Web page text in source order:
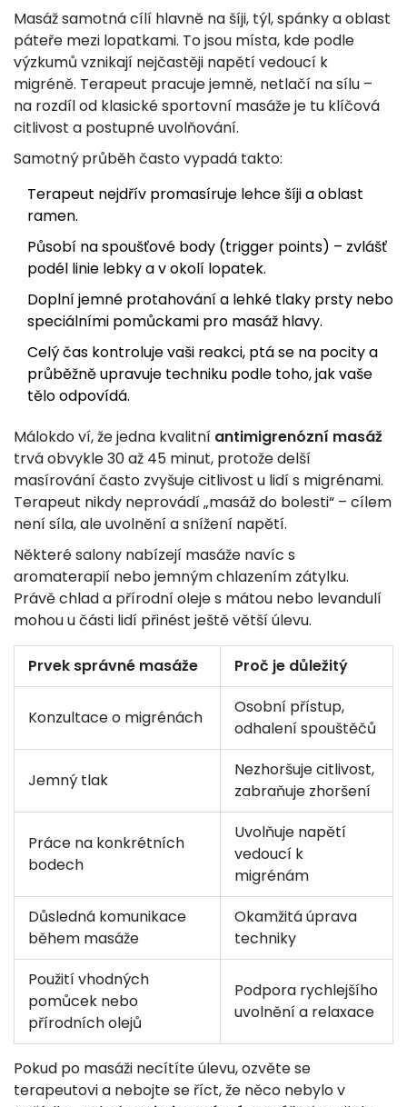
Masáž samotná cílí hlavně na šíji, týl, spánky a oblast
páteře mezi lopatkami. To jsou místa, kde podle
výzkumů vznikají nejčastěji napětí vedoucí k
migréně. Terapeut pracuje jemně, netlačí na sílu –
na rozdíl od klasické sportovní masáže je tu klíčová
citlivost a postupné uvolňování.
Samotný průběh často vypadá takto:
Terapeut nejdřív promasíruje lehce šíji a oblast
ramen.
Působí na spoušťové body (trigger points) – zvlášť
podél linie lebky a v okolí lopatek.
Doplní jemné protahování a lehké tlaky prsty nebo
speciálními pomůckami pro masáž hlavy.
Celý čas kontroluje vaši reakci, ptá se na pocity a
průběžně upravuje techniku podle toho, jak vaše
tělo odpovídá.
Málokdo ví, že jedna kvalitní antimigrenózní masáž
trvá obvykle 30 až 45 minut, protože delší
masírování často zvyšuje citlivost u lidí s migrénami.
Terapeut nikdy neprovádí „masáž do bolesti“ – cílem
není síla, ale uvolnění a snížení napětí.
Některé salony nabízejí masáže navíc s
aromaterapií nebo jemným chlazením zátylku.
Právě chlad a přírodní oleje s mátou nebo levandulí
mohou u části lidí přinést ještě větší úlevu.
Prvek správné masáže Proč je důležitý
Konzultace o migrénách
Osobní přístup,
odhalení spouštěčů
Jemný tlak
Nezhoršuje citlivost,
zabraňuje zhoršení
Práce na konkrétních
bodech
Uvolňuje napětí
vedoucí k
migrénám
Důsledná komunikace
během masáže
Okamžitá úprava
techniky
Použití vhodných
pomůcek nebo
přírodních olejů
Podpora rychlejšího
uvolnění a relaxace
Pokud po masáži necítíte úlevu, ozvěte se
terapeutovi a nebojte se říct, že něco nebylo v